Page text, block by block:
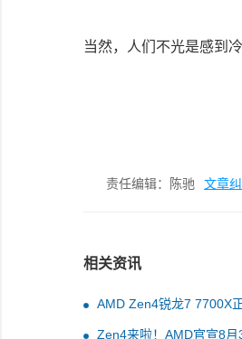
当然，人们不光是感到
责任编辑：陈驰 文章
相关资讯
AMD Zen4锐龙7 7700X
Zen4来啦！AMD官宣8